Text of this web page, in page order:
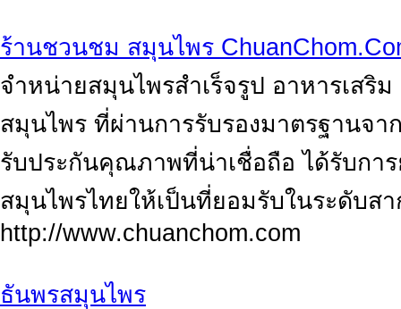
ร้านชวนชม สมุนไพร
จำหน่ายสมุนไพรสำเร็จรูป อาหารเสริ
สมุนไพร ที่ผ่านการรับรองมาตรฐานจา
รับประกันคุณภาพที่น่าเชื่อถือ ได้รับการ
สมุนไพรไทยให้เป็นที่ยอมรับในระดับส
http://www.chuanchom.com
ธันพรสมุนไพร